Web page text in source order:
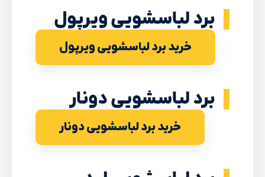
برد لباسشویی ویرپول
خرید برد لباسشویی ویرپول
برد لباسشویی دونار
خرید برد لباسشویی دونار